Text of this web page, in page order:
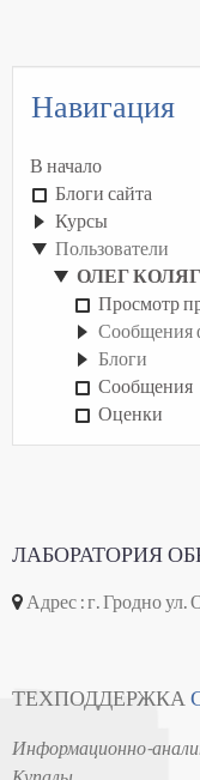
Навигация
В начало
Блоги сайта
Курсы
Пользователи
ОЛЕГ
Просмотр
Сообщения
Блоги
Сообщения
Оценки
ЛАБОРАТОРИЯ
Адрес : г. Гродно ул.
ТЕХПОДДЕРЖКА
Информационно-